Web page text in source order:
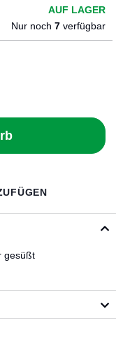
AUF LAGER
Nur noch 7 verfügbar
gesüßt